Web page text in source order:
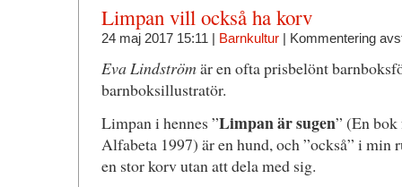
Limpan vill också ha korv
24 maj 2017 15:11 | Barnkultur| Kommentering
Eva Lindströmär en ofta prisbelönt
barnboksillustratör.
Limpan i hennes ”Limpan är sugen” (En
Alfabeta 1997) är en hund, och ”också” i min
en stor korv utan att dela med sig.